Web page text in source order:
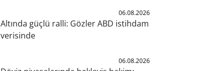
06.08.2026
Altında güçlü ralli: Gözler ABD istihdam
verisinde
06.08.2026